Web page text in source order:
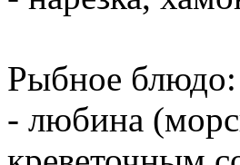
Рыбное блюдо:
- любина